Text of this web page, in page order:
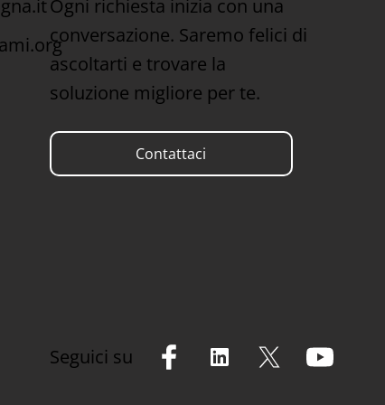
Ogni richiesta inizia con una
conversazione. Saremo felici di
ascoltarti e trovare la
soluzione migliore per te.
Contattaci
Seguici su